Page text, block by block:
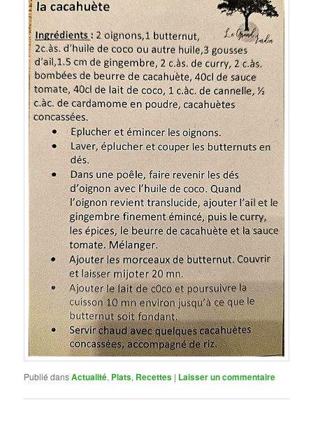
Publié dansActualité, Plats, Recettes | Laisser un commentaire